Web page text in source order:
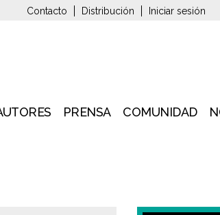
Contacto Distribución Iniciar sesión
PRENSA COMUNIDAD